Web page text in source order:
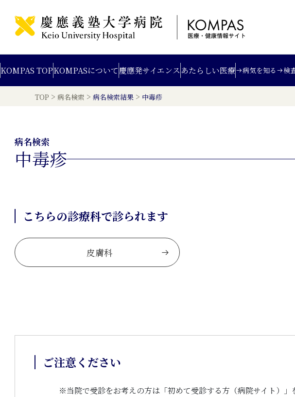
KOMPAS TOPKOMPASについて慶應発サイエンス あたらしい医療 病気を知る 検
TOP > 病名検索 > 病名検索結果 > 中毒疹
病名検索
中毒疹
こちらの診療科で診られます
皮膚科
ご注意ください
※当院で受診をお考えの方は「初めて受診する方（病院サイト）」